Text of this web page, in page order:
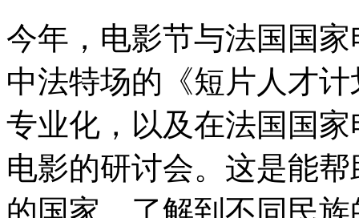
今年，电影节与法国国
中法特场的《短片人才
专业化，以及在法国国
电影的研讨会。这是能
的国家，了解到不同民